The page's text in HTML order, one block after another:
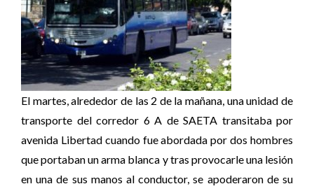
El martes, alrededor de las 2 de la mañana, una unidad de
transporte del corredor 6 A de SAETA transitaba por
avenida Libertad cuando fue abordada por dos hombres
que portaban un arma blanca y tras provocarle una lesión
en una de sus manos al conductor, se apoderaron de su